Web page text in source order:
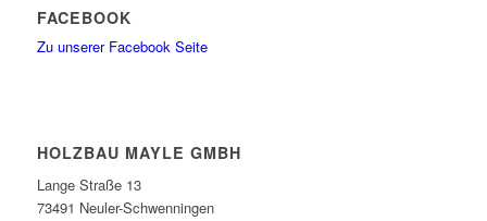
FACEBOOK
Zu unserer Facebook Seite
HOLZBAU MAYLE GMBH
Lange Straße 13
73491 Neuler-Schwenningen